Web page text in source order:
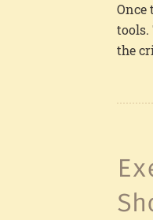
Once
tools.
the